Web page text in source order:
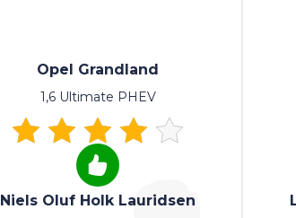
Opel Grandland
1,6 Ultimate PHEV
Niels Oluf Holk Lauridsen